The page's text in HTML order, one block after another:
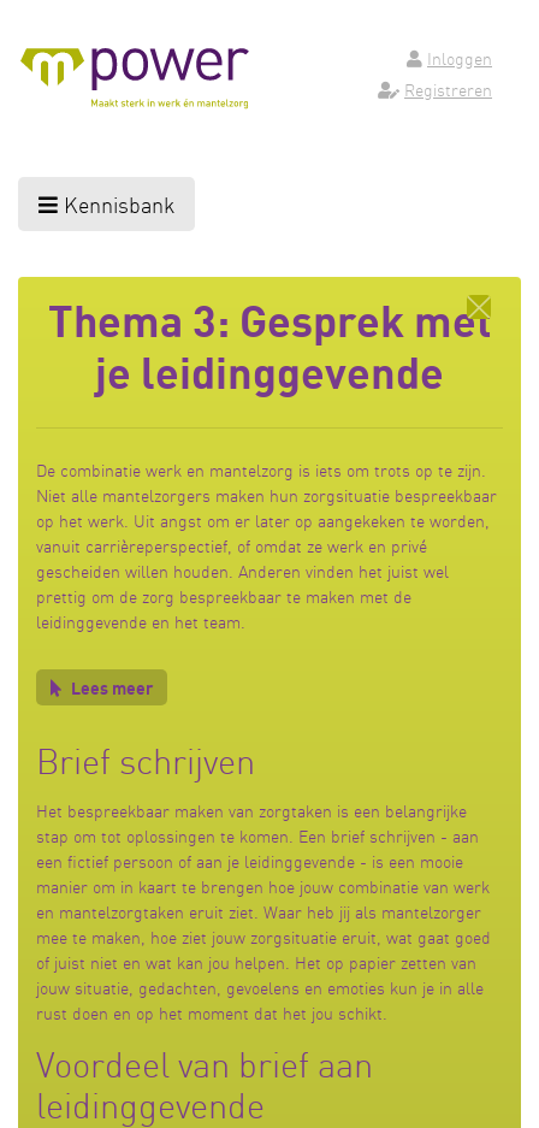
Inloggen
Registreren
Kennisbank
Thema 3: Gesprek met
je leidinggevende
De combinatie werk en mantelzorg is iets om trots op te zijn.
Niet alle mantelzorgers maken hun zorgsituatie bespreekbaar
op het werk. Uit angst om er later op aangekeken te worden,
vanuit carrièreperspectief, of omdat ze werk en privé
gescheiden willen houden. Anderen vinden het juist wel
prettig om de zorg bespreekbaar te maken met de
leidinggevende en het team.
Lees meer
Brief schrijven
Het bespreekbaar maken van zorgtaken is een belangrijke
stap om tot oplossingen te komen. Een brief schrijven - aan
een fictief persoon of aan je leidinggevende - is een mooie
manier om in kaart te brengen hoe jouw combinatie van werk
en mantelzorgtaken eruit ziet. Waar heb jij als mantelzorger
mee te maken, hoe ziet jouw zorgsituatie eruit, wat gaat goed
of juist niet en wat kan jou helpen. Het op papier zetten van
jouw situatie, gedachten, gevoelens en emoties kun je in alle
rust doen en op het moment dat het jou schikt.
Voordeel van brief aan
leidinggevende